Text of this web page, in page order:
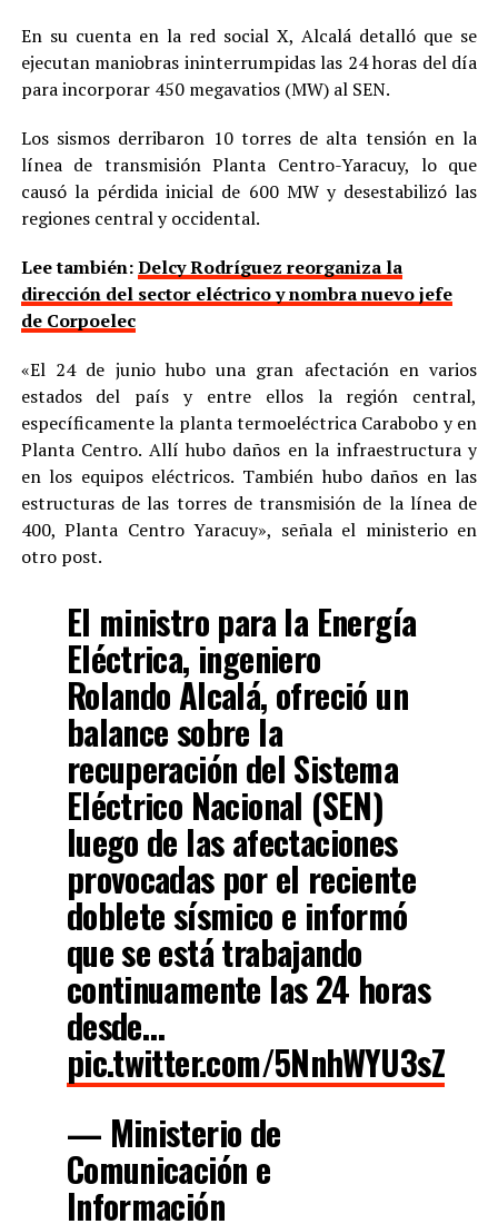
En su cuenta en la red social X, Alcalá detalló que se
ejecutan maniobras ininterrumpidas las 24 horas del día
para incorporar 450 megavatios (MW) al SEN.
Los sismos derribaron 10 torres de alta tensión en la
línea de transmisión Planta Centro-Yaracuy, lo que
causó la pérdida inicial de 600 MW y desestabilizó las
regiones central y occidental.
Lee también:Delcy Rodríguez reorganiza la
dirección del sector eléctrico y nombra nuevo jefe
de Corpoelec
«El 24 de junio hubo una gran afectación en varios
estados del país y entre ellos la región central,
específicamente la planta termoeléctrica Carabobo y en
Planta Centro. Allí hubo daños en la infraestructura y
en los equipos eléctricos. También hubo daños en las
estructuras de las torres de transmisión de la línea de
400, Planta Centro Yaracuy», señala el ministerio en
otro post.
El ministro para la Energía
Eléctrica, ingeniero
Rolando Alcalá, ofreció un
balance sobre la
recuperación del Sistema
Eléctrico Nacional (SEN)
luego de las afectaciones
provocadas por el reciente
doblete sísmico e informó
que se está trabajando
continuamente las 24 horas
desde…
pic.twitter.com/5NnhWYU3sZ
— Ministerio de
Comunicación e
Información